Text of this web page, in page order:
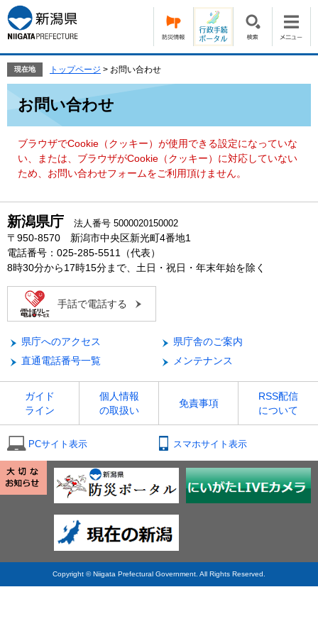
ー
ジ
の
頭
す。
ニ
ュ
ー
飛
て
現在地 トップページ > お問い合わせ
お問い合わせ
ブラウザでCookie（クッキー）が使用できる設定になっていな
い、または、ブラウザがCookie（クッキー）に対応していない
ため、お問い合わせフォームをご利用頂けません。
新潟県庁 法人番号 5000020150002
〒950-8570 新潟市中央区新光町4番地1
電話番号：025-285-5511（代表）
8時30分から17時15分まで、土日・祝日・年末年始を除く
手話で電話する
県庁へのアクセス
県庁舎のご案内
直通電話番号一覧
メンテナンス
ガイド
ライン
個人情報
の取扱い
免責事項
RSS配信
について
PCサイト表示 スマホサイト表示
Copyright © Niigata Prefectural Government. All Rights Reserved.